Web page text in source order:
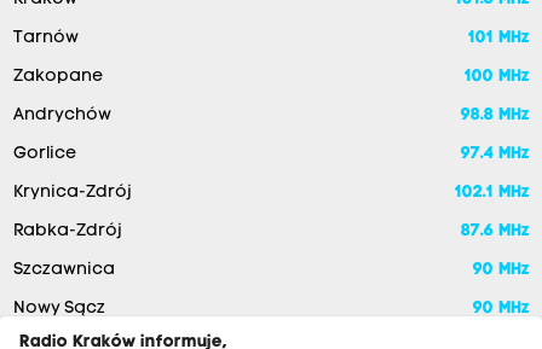
Tarnów 101 MHz
Zakopane 100 MHz
Andrychów 98.8 MHz
Gorlice 97.4 MHz
Krynica-Zdrój 102.1 MHz
Rabka-Zdrój 87.6 MHz
Szczawnica 90 MHz
Nowy Sącz
90 MHz
Radio Kraków informuje,